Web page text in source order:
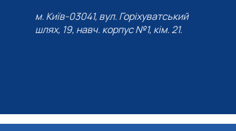
м. Київ-03041, вул. Горіхуватський
шлях, 19, навч. корпус №1, кім. 21.